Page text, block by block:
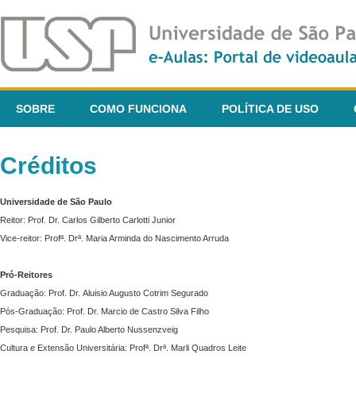
SOBRE COMO FUNCIONA POLÍTICA DE USO
Créditos
Universidade de São Paulo
Reitor: Prof. Dr. Carlos Gilberto Carlotti Junior
Vice-reitor: Profª. Drª. Maria Arminda do Nascimento Arruda
Pró-Reitores
Graduação: Prof. Dr. Aluisio Augusto Cotrim Segurado
Pós-Graduação: Prof. Dr. Marcio de Castro Silva Filho
Pesquisa: Prof. Dr. Paulo Alberto Nussenzveig
Cultura e Extensão Universitária: Profª. Drª. Marli Quadros Leite